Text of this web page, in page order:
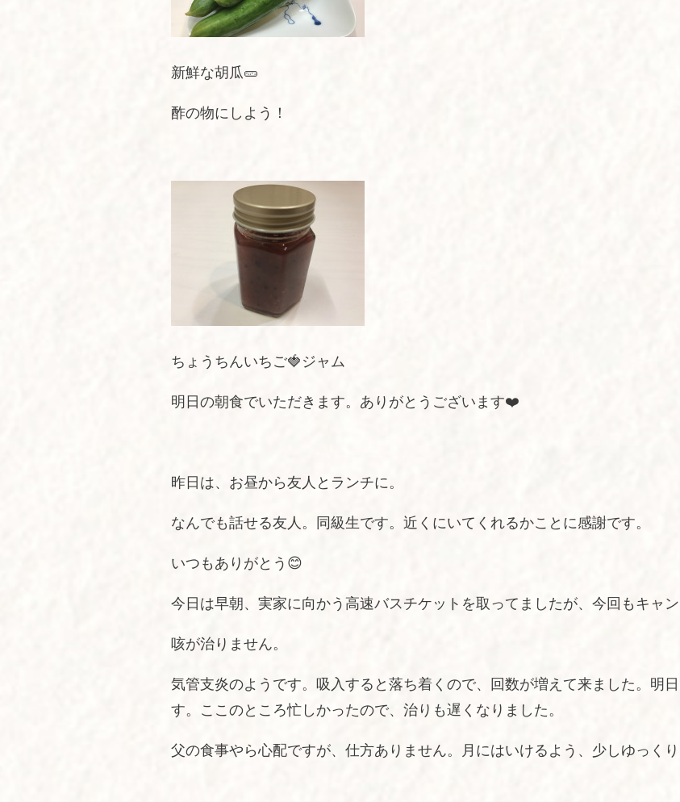
新鮮な胡瓜🥒
酢の物にしよう！
ちょうちんいちご🍓ジャム
明日の朝食でいただきます。ありがとうございます❤️
昨日は、お昼から友人とランチに。
なんでも話せる友人。同級生です。近くにいてくれるかことに感謝です。
いつもありがとう😊
今日は早朝、実家に向かう高速バスチケットを取ってましたが、今回もキャン
咳が治りません。
気管支炎のようです。吸入すると落ち着くので、回数が増えて来ました。明
す。ここのところ忙しかったので、治りも遅くなりました。
父の食事やら心配ですが、仕方ありません。月にはいけるよう、少しゆっくり